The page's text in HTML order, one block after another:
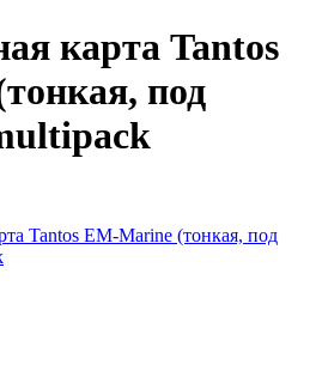
карта Tantos
под